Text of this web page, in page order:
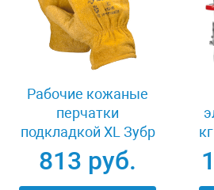
Рабочие кожаные
перчатки
подкладкой XL Зубр
МАСТЕР 1135-XL
813 руб.